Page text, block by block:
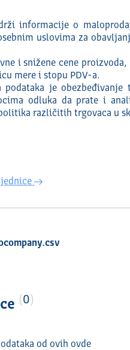
informacije o
uslovima za
i snižene cene
mere i stopu PDV-a.
je obezbeđivanje
odluka da prate i
različitih trgovaca u
0
od ovih ovde